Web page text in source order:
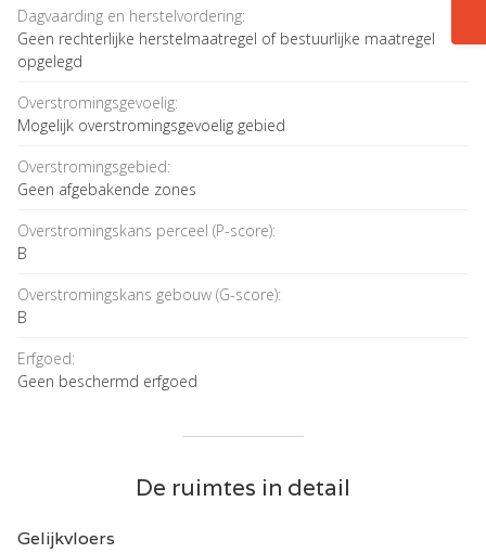
Dagvaarding en herstelvordering:
Geen rechterlijke herstelmaatregel of bestuurlijke maatregel
opgelegd
Overstromingsgevoelig:
Mogelijk overstromingsgevoelig gebied
Overstromingsgebied:
Geen afgebakende zones
Overstromingskans perceel (P-score):
B
Overstromingskans gebouw (G-score):
B
Erfgoed:
Geen beschermd erfgoed
De ruimtes in detail
Gelijkvloers